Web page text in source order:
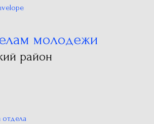
молодежи
район
отдела